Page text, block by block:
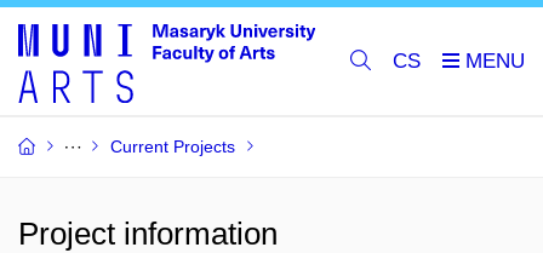
CS
Current Projects
Project information